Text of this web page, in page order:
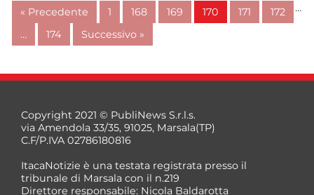
« Precedente 1 …
168 169 170 171
172
…
174 Successivo »
Copyright 2021 © PubliNews S.r.l.s.
via Amendola 33/35, 91025, Marsala(TP)
C.F/P.IVA 02786180816
ItacaNotizie è una testata registrata presso il
tribunale di Marsala con il n.219
Direttore responsabile: Nicola Baldarotta